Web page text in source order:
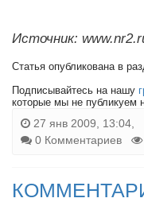
Источник:
Статья опубликована в
Подписывайтесь на нашу
которые мы не публикуем
27 янв 2009, 13:04,
0 Комментариев